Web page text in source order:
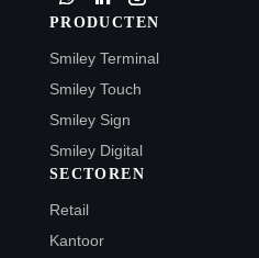
PRODUCTEN
Smiley Terminal
Smiley Touch
Smiley Sign
Smiley Digital
SECTOREN
Retail
Kantoor